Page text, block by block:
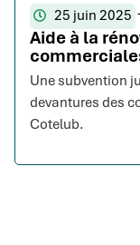
25 juin 2025
Aide à la
Une subvention
devantures des
Cotelub.